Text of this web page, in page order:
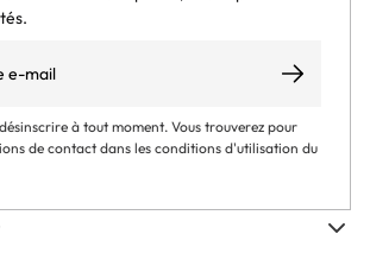
S’abonner
à tout moment. Vous trouverez pour
de contact dans les conditions d'utilisation du